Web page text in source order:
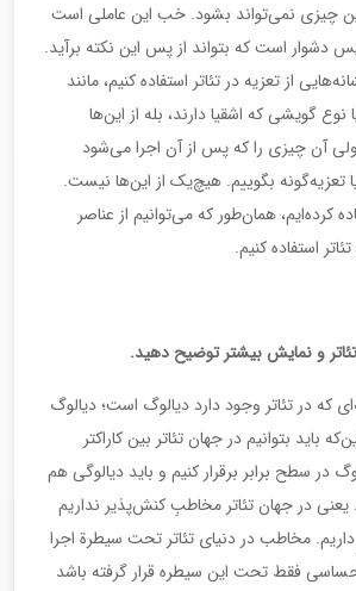
چیزی نمی‌تواند بشود. خب این عاملی است
دشوار است که بتواند از پس این نکته برآید.
از تعزیه در تئاتر استفاده کنیم، مانند
نوع گویشی که اشقیا دارند، بله از این‌ها
آن چیزی را که پس از آن اجرا می‌شود
تعزیه‌گونه بگوییم. هیچ‌یک از این‌ها نیست.
کرده‌ایم، همان‌طور که می‌توانیم از عناصر
استفاده کنیم.
و نمایش بیشتر توضیح دهید.
که در تئاتر وجود دارد دیالوگ است؛ دیالوگ
باید بتوانیم در جهان تئاتر بین کاراکتر
در سطح برابر برقرار کنیم و باید دیالوگی هم
یعنی در جهان تئاتر مخاطبِ کنش‌پذیر نداریم
مخاطب در دنیای تئاتر تحت سیطرة اجرا
فقط تحت این سیطره قرار گرفته باشد